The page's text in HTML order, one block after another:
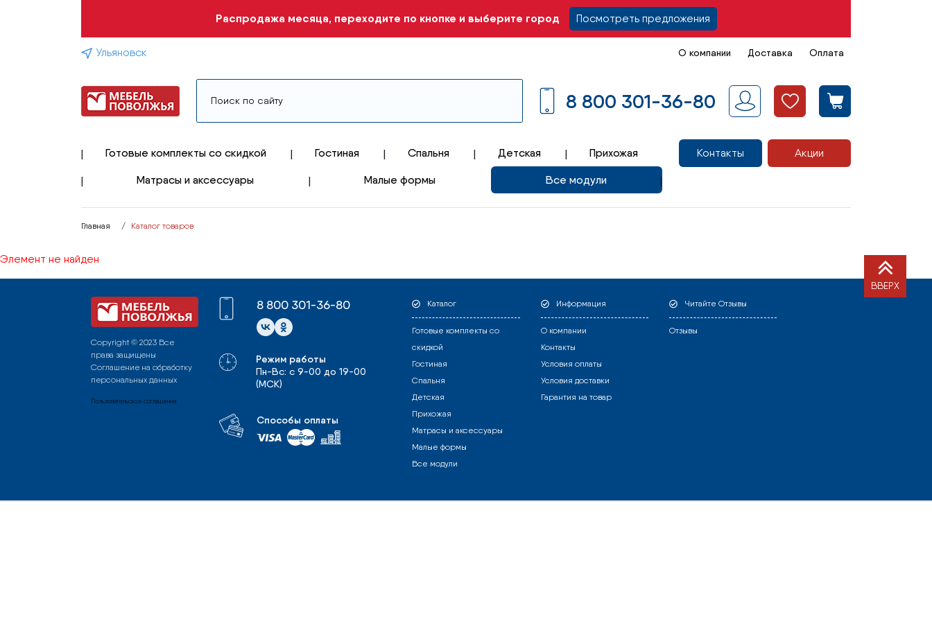
Распродажа месяца, переходите по кнопке и выберите город Посмотреть предложения
Ульяновск О компании Доставка Оплата
8 800 301-36-80
Готовые комплекты со скидкой Гостиная Спальня Детская Прихожая
Матрасы и аксессуары Малые формы Все модули
Контакты Акции
Главная Каталог товаров
Элемент не найден
Copyright © 2023 Все
права защищены
Соглашение на обработку
персональных данных
Пользовательское соглашение
8 800 301-36-80
Режим работы
Пн-Вс: с 9-00 до 19-00
(МСК)
Способы оплаты
Каталог
Готовые комплекты со
скидкой
Гостиная
Спальня
Детская
Прихожая
Матрасы и аксессуары
Малые формы
Все модули
Информация
О компании
Контакты
Условия оплаты
Условия доставки
Гарантия на товар
Читайте Отзывы
Отзывы
ВВЕРХ